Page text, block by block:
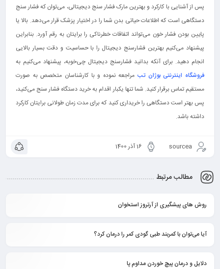
پس از آشنایی با کارکرد و بهترین مارک فشار سنج دیجیتالی، می‌توان که فشار سنج
دستگاهی است که اطلاعات حیاتی بدن شما را در اختیار پزشک قرار می‌دهد. بالا یا
پایین بودن فشار خون می‌تواند اتفاقات خطرناکی را برایتان به رقم آورد. بنابراین
پیشنهاد می‌کنیم بهترین فشارسنج دیجیتال را با حساسیت و دقت بسیار بالایی
انجام دهید. برای آنکه بدانید فشارسنج دیجیتال چی‌خوبه، پیشنهاد می‌کنیم به
فروشگاه اینترنتی بوژان تبمراجعه نموده و با کارشناسان متخصص به صورت
مستقیم تماس برقرار کنید. شما تنها یکبار اقدام به خرید دستگاه فشار سنج می‌کنید،
پس بهتر است دستگاهی را خریداری کنید که برای مدت زمان طولانی برایتان کارکرد
داشته باشد.
sourcea 16 آذر 1400
مطالب مرتبط
روش های پیشگیری از آرتروز استخوان
آیا می‌توان با کمربند طبی گودی کمر را درمان کرد؟
دلایل و درمان پیچ خوردن مداوم پا